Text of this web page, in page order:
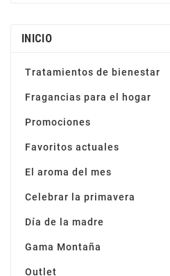
INICIO
Tratamientos de bienestar
Fragancias para el hogar
Promociones
Favoritos actuales
El aroma del mes
Celebrar la primavera
Día de la madre
Gama Montaña
Outlet